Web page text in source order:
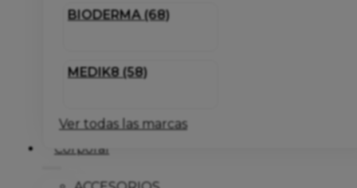
BIODERMA (68)
MEDIK8 (58)
Ver todas las marcas
Corporal